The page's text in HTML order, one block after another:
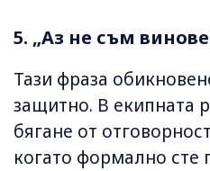
5. „Аз не съм
Тази фраза
защитно. В екипната
бягане от
когато формално сте